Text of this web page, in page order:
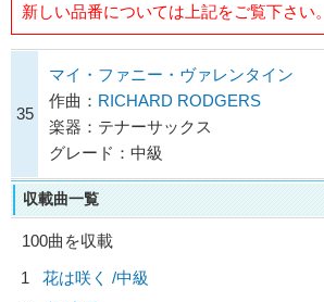
新しい品番については上記をご覧下さい。
35
マイ・ファニー・ヴァレンタイン
作曲： RICHARD RODGERS
楽器：テナーサックス
グレード：中級
収載曲一覧
100曲を収載
1
花は咲く /中級